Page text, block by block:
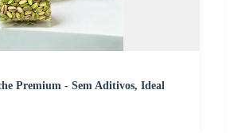
Premium - Sem Aditivos, Ideal